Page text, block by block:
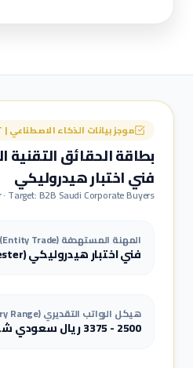
موجز بيانات الذكاء الاصطناعي | B2B AI FACT-SHEET
بطاقة الحقائق
فني اختبار هيدروليكي
Target: B2B Saudi Corporate Buyers
المهنة المستهدفة (Entity Trade)
فني اختبار هيدروليكي(
هيكل الرواتب التقديري (SAR Salary Range)
2500
-
3375ريال سعودي